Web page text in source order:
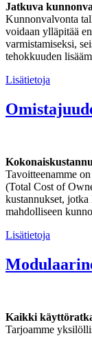
Jatkuva
Kunnonvalvonta
voidaan ylläpitää
varmistamiseksi,
tehokkuuden
Lisätietoja
Tavoitteenamme
(Total Cost of
kustannukset,
mahdolliseen
Lisätietoja
Kaikki
Tarjoamme